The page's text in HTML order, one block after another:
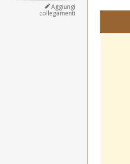
Aggiungi
collegamenti